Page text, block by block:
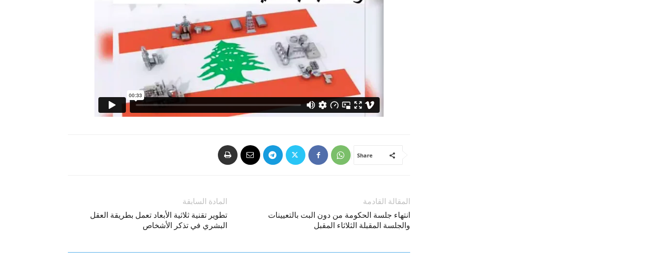
Share
المادة السابقة
تطوير تقنية ثلاثية الأبعاد تعمل بطريقة العقل
البشري في تذكر الأشخاص
المقالة القادمة
انتهاء جلسة الحكومة من دون البت بالتعيينات
والجلسة المقبلة الثلاثاء المقبل